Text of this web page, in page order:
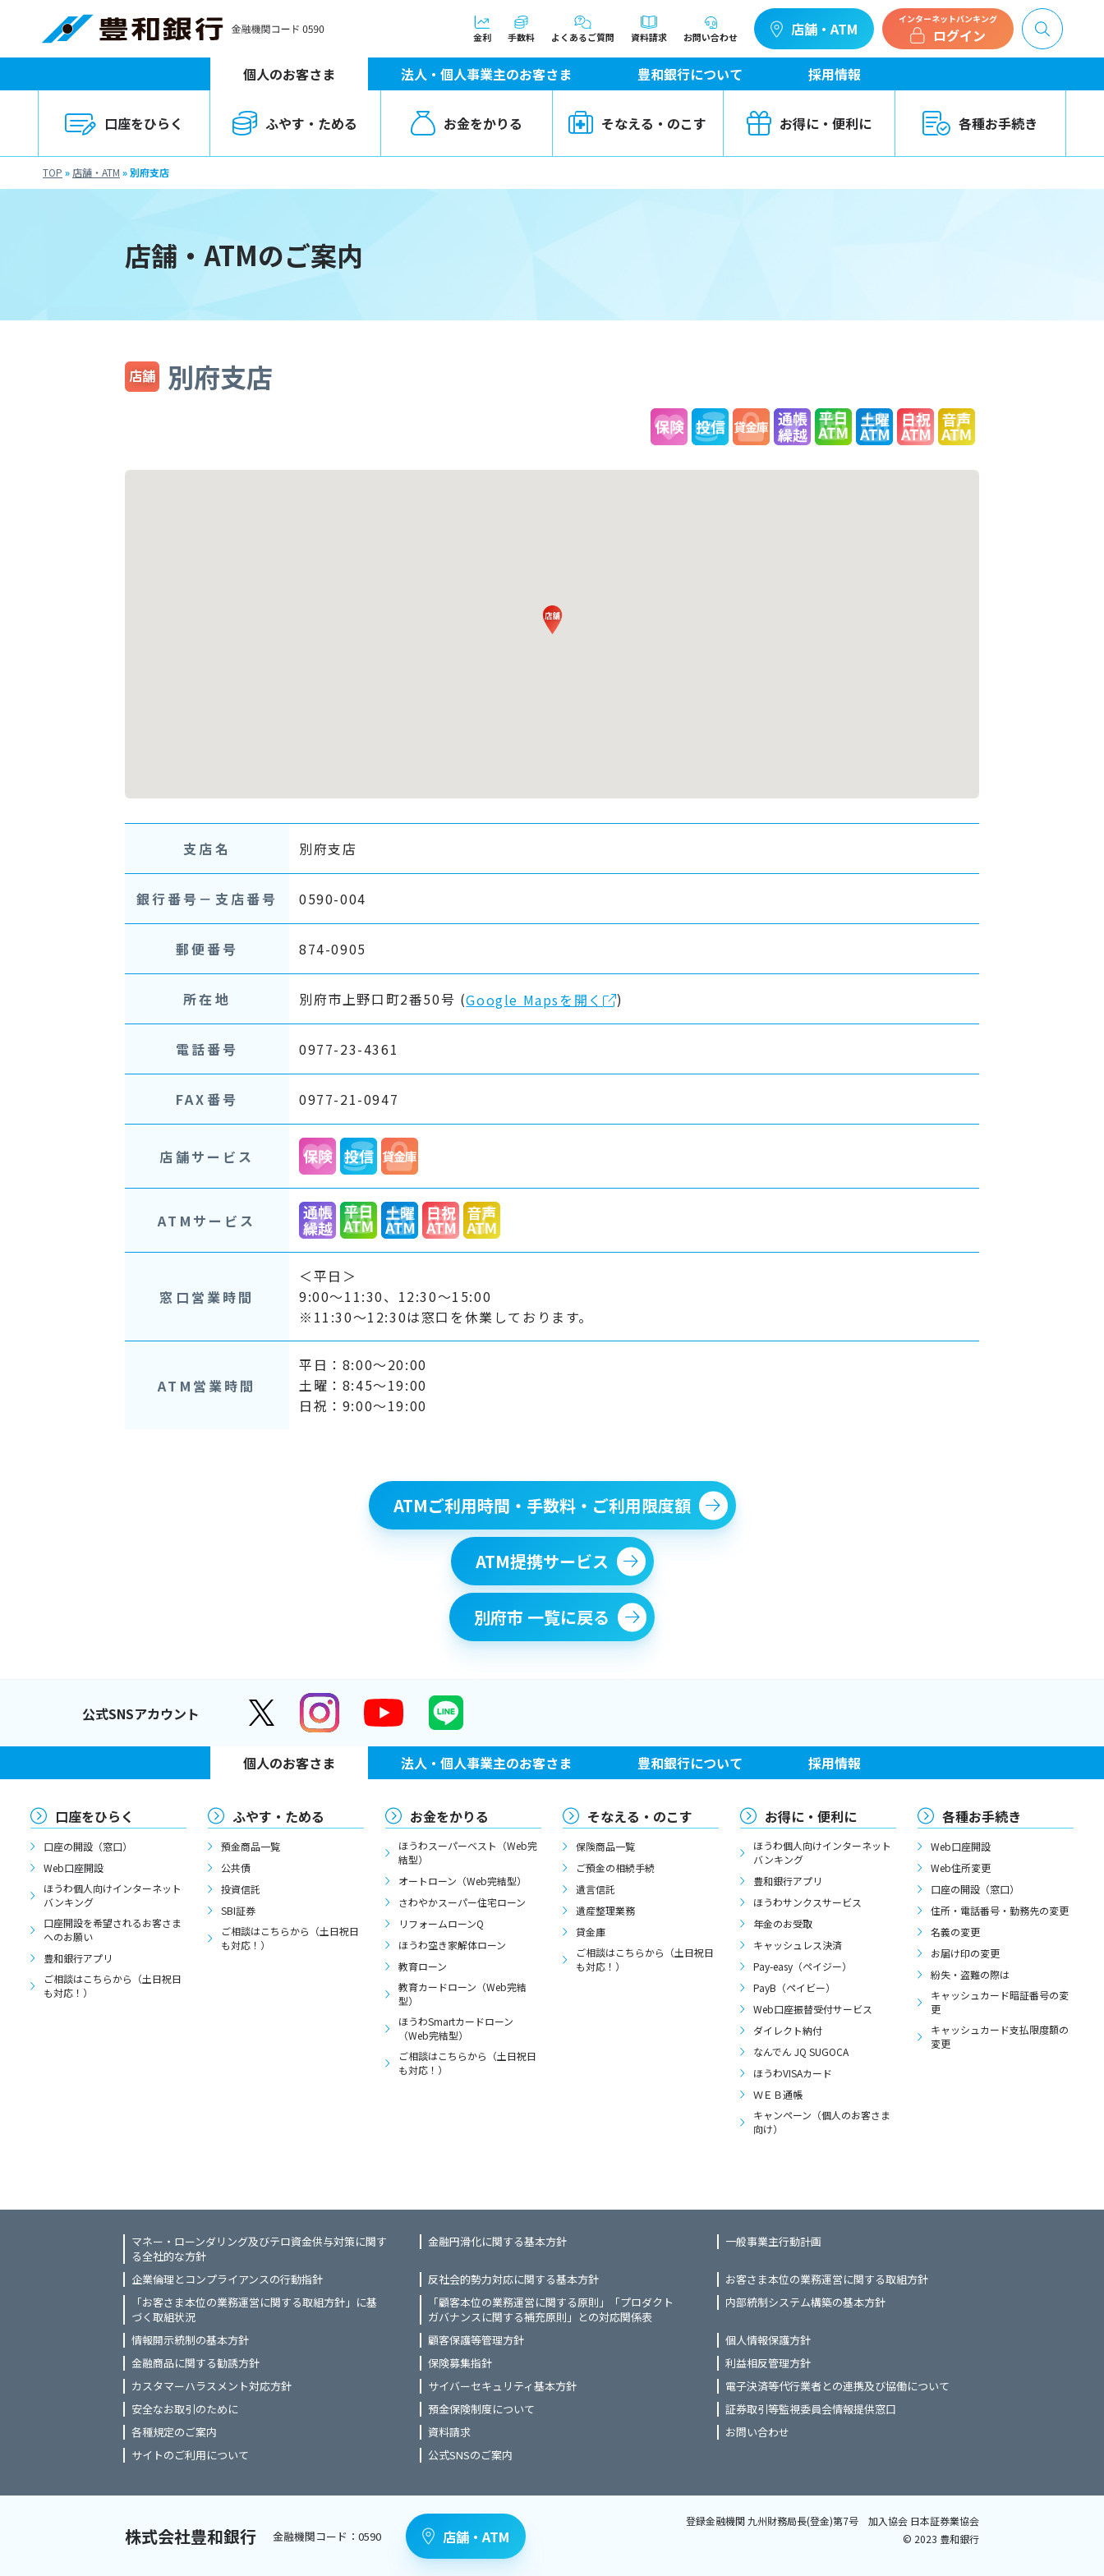
金利 手数料 よくあるご質問 資料請求 お問い合わせ 店舗・ATM
インターネットバンキング
ログイン
個人のお客さま
法人・個人事業主のお客さま 豊和銀行について 採用情報
口座をひらく ふやす・ためる お金をかりる そなえる・のこす お得に・便利に 各種お手続き
TOP » 店舗・ATM » 別府支店
店舗・ATMのご案内
店舗 別府支店
支店名 別府支店
銀行番号－支店番号 0590-004
郵便番号 874-0905
所在地 別府市上野口町2番50号 (Google Mapsを開く )
電話番号 0977-23-4361
FAX番号 0977-21-0947
店舗サービス
ATMサービス
窓口営業時間
＜平日＞
9:00～11:30、12:30～15:00
※11:30～12:30は窓口を休業しております。
ATM営業時間
平日：8:00～20:00
土曜：8:45～19:00
日祝：9:00～19:00
ATMご利用時間・手数料・ご利用限度額
ATM提携サービス
別府市 一覧に戻る
公式SNSアカウント
個人のお客さま 法人・個人事業主のお客さま 豊和銀行について 採用情報
口座をひらく
口座の開設（窓口）
Web口座開設
ほうわ個人向けインターネット
バンキング
口座開設を希望されるお客さま
へのお願い
豊和銀行アプリ
ご相談はこちらから（土日祝日
も対応！）
ふやす・ためる
預金商品一覧
公共債
投資信託
SBI証券
ご相談はこちらから（土日祝日
も対応！）
お金をかりる
ほうわスーパーベスト（Web完
結型）
オートローン（Web完結型）
さわやかスーパー住宅ローン
リフォームローンQ
ほうわ空き家解体ローン
教育ローン
教育カードローン（Web完結
型）
ほうわSmartカードローン
（Web完結型）
ご相談はこちらから（土日祝日
も対応！）
そなえる・のこす
保険商品一覧
ご預金の相続手続
遺言信託
遺産整理業務
貸金庫
ご相談はこちらから（土日祝日
も対応！）
お得に・便利に
ほうわ個人向けインターネット
バンキング
豊和銀行アプリ
ほうわサンクスサービス
年金のお受取
キャッシュレス決済
Pay-easy（ペイジー）
PayB（ペイビー）
Web口座振替受付サービス
ダイレクト納付
なんでん JQ SUGOCA
ほうわVISAカード
ＷＥＢ通帳
キャンペーン（個人のお客さま
向け）
各種お手続き
Web口座開設
Web住所変更
口座の開設（窓口）
住所・電話番号・勤務先の変更
名義の変更
お届け印の変更
紛失・盗難の際は
キャッシュカード暗証番号の変
更
キャッシュカード支払限度額の
変更
マネー・ローンダリング及びテロ資金供与対策に関す
る全社的な方針
金融円滑化に関する基本方針 一般事業主行動計画
企業倫理とコンプライアンスの行動指針 反社会的勢力対応に関する基本方針
お客さま本位の業務運営に関する取組方針
「お客さま本位の業務運営に関する取組方針」に基
づく取組状況
「顧客本位の業務運営に関する原則」「プロダクト
ガバナンスに関する補充原則」との対応関係表
内部統制システム構築の基本方針
情報開示統制の基本方針 顧客保護等管理方針
個人情報保護方針
金融商品に関する勧誘方針
保険募集指針
利益相反管理方針
カスタマーハラスメント対応方針
サイバーセキュリティ基本方針
電子決済等代行業者との連携及び協働について
安全なお取引のために
預金保険制度について
証券取引等監視委員会情報提供窓口
各種規定のご案内
資料請求
お問い合わせ
サイトのご利用について
公式SNSのご案内
株式会社豊和銀行 金融機関コード：0590 店舗・ATM
登録金融機関 九州財務局長(登金)第7号 加入協会 日本証券業協会
©️ 2023 豊和銀行